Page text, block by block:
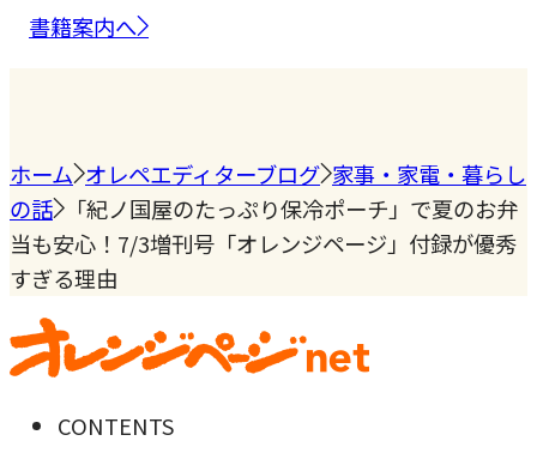
書籍案内へ
ホーム オレペエディターブログ 家事・家電・暮らし
の話
「紀ノ国屋のたっぷり保冷ポーチ」で夏のお弁
当も安心！7/3増刊号「オレンジページ」付録が優秀
すぎる理由
CONTENTS